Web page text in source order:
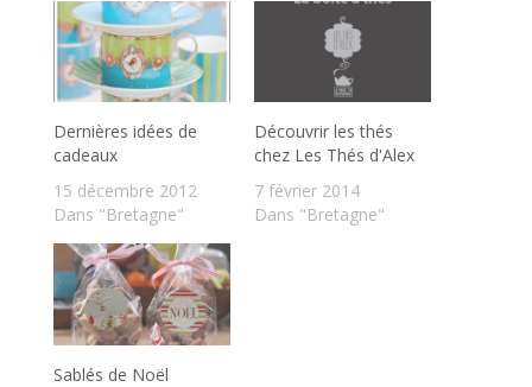
Dernières idées de
cadeaux
15 décembre 2012
Dans "Bretagne"
Découvrir les thés
chez Les Thés d'Alex
7 février 2014
Dans "Bretagne"
Sablés de Noël